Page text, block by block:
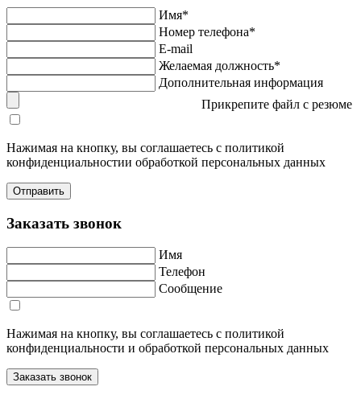
Имя*
Номер телефона*
E-mail
Желаемая должность*
Дополнительная информация
Прикрепите файл с резюме
Нажимая на кнопку, вы соглашаетесь с политикой
конфиденциальностии обработкой персональных данных
Заказать звонок
Имя
Телефон
Сообщение
Нажимая на кнопку, вы соглашаетесь с политикой
конфиденциальности и обработкой персональных данных